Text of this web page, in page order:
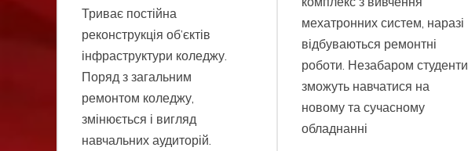
Триває постійна
реконструкція об’єктів
інфраструктури коледжу.
Поряд з загальним
ремонтом коледжу,
змінюється і вигляд
навчальних аудиторій.
мехатронних систем, наразі
відбуваються ремонтні
роботи. Незабаром студенти
зможуть навчатися на
новому та сучасному
обладнанні